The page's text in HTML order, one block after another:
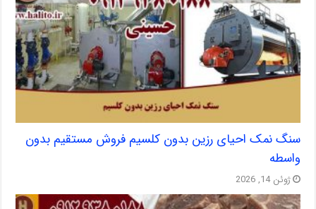
سنگ نمک احیای رزین بدون کلسیم فروش مستقیم بدون
واسطه
ژوئن 14, 2026